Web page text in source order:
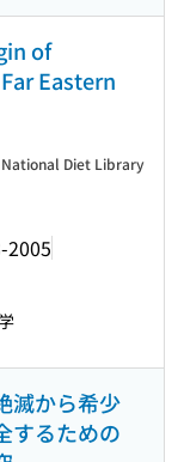
of
Eastern
2005
National Diet Library
滅から希少
するための